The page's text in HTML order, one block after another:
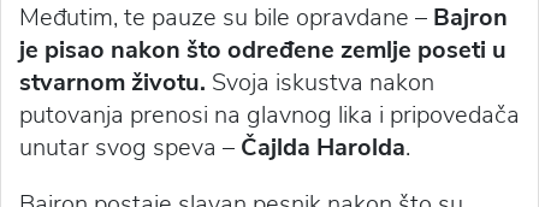
Međutim, te pauze su bile opravdane – Bajron
je pisao nakon što određene zemlje poseti u
stvarnom životu. Svoja iskustva nakon
putovanja prenosi na glavnog lika i pripovedača
unutar svog speva – Čajlda Harolda.